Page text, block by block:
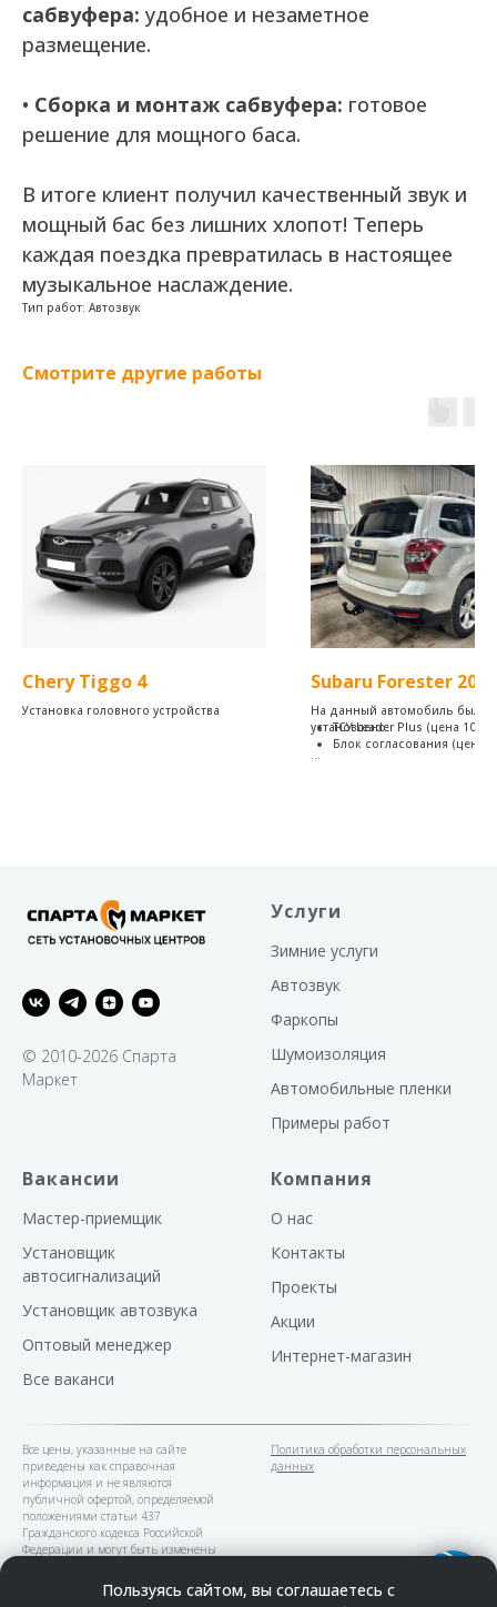
Пользуясь сайтом, вы соглашаетесь с
сабвуфера: удобное и незаметное
размещение.
• Сборка и монтаж сабвуфера: готовое
решение для мощного баса.
В итоге клиент получил качественный звук и
мощный бас без лишних хлопот! Теперь
каждая поездка превратилась в настоящее
музыкальное наслаждение.
Тип работ: Автозвук
Смотрите другие работы
Chery Tiggo 4
Установка головного устройства
Subaru Forester
На данный автомобиль было
установлено:
ТСУ Leader Plus (цена
Блок согласования (цена
предусмотренные заводом-
изготовителем, без сверления
Требуется снятие и подрезка
используется
износоустойчивостью.
рассчитывается теоретически
испытаниями, проводимыми
сертифицированной
лаборатории. Максимальная
шар 75 кг (сертификат
позволяет при
становится менее заметным и
автомобиля.
© 2010-2026 Спарта
Маркет
Услуги
Зимние услуги
Автозвук
Фаркопы
Шумоизоляция
Автомобильные пленки
Примеры работ
Вакансии
Мастер-приемщик
Установщик
автосигнализаций
Установщик автозвука
Оптовый менеджер
Все ваканси
Компания
О нас
Контакты
Проекты
Акции
Интернет-магазин
Все цены, указанные на сайте
приведены как справочная
информация и не являются
публичной офертой, определяемой
положениями статьи 437
Гражданского кодекса Российской
Федерации и могут быть изменены
Политика обработки персональных
данных